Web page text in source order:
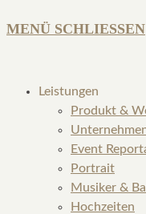
MENÜ SCHLIESSEN
Leistungen
Produkt &
Event
Portrait
Musiker &
Hochzeiten